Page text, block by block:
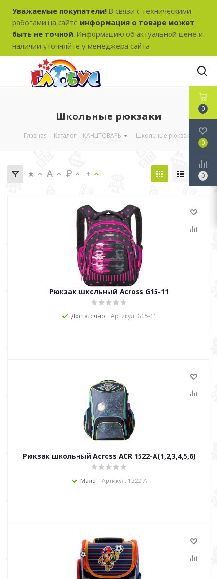
Уважаемые покупатели! В связи с техническими
работами на сайте информация о товаре может
быть не точной. Информацию об актуальной цене и
наличии уточняйте у менеджера сайта
Школьные рюкзаки
Главная - Каталог - КАНЦТОВАРЫ - Школьные рюкзаки
Рюкзак школьный Across G15-11
Достаточно Артикул: G15-11
Рюкзак школьный Across ACR 1522-А(1,2,3,4,5,6)
Мало Артикул: 1522-А
0
0
0